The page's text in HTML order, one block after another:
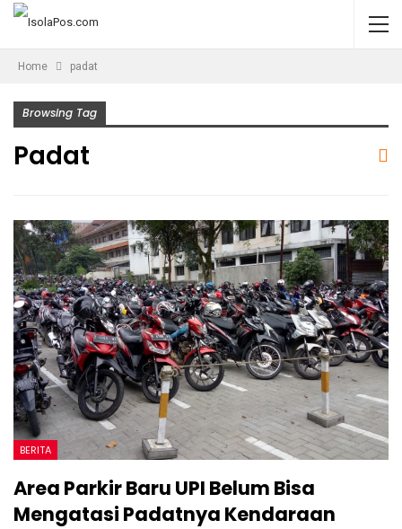
Home padat
Browsing Tag
Padat
BERITA
Area Parkir Baru UPI Belum Bisa
Mengatasi Padatnya Kendaraan